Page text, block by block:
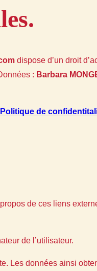
dispose d’un droit
: Barbara
Politique de
de ces liens
de l’utilisateur.
Les données ainsi